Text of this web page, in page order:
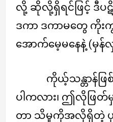
လို့ ဆိုလို့ရှိရင်ဖြင့် ဒီပဋိ
ဒကာ ဒကာမတွေ ကို
အောက်မေ့မနေနဲ့ (မှန်လှ
ကိုယ့်သန္တာန်ဖ
ပါကလား၊ ဤလိုဖြတ်
တာ သိမှုကိုအလိုရှိတဲ့ ပုဂ္